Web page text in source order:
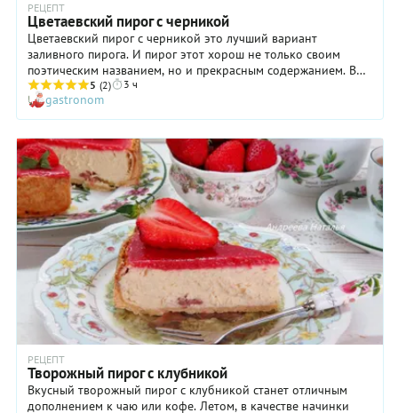
РЕЦЕПТ
Цветаевский пирог с черникой
Цветаевский пирог с черникой это лучший вариант
заливного пирога. И пирог этот хорош не только своим
поэтическим названием, но и прекрасным содержанием. В
его основе — тонкий и рассыпчатый корж, в котором
заключены сочные ягоды и нежная сметанная начинка,
напоминающее воздушное суфле. В каждом кусочке пирога
вас ожидает великолепное сочетание текстур и богатейший
яркий вкус. В рецепте вы не встретите сложных
ингредиентов, и кроме хорошей духовки вам потребуется
только свежая или замороженная черника, отличная сметана
и час времени. Обязательно приготовьте этот достойный
образец домашней выпечки и устройте своим близким
славное чаепитие.
5 (2) 3 ч
gastronom
РЕЦЕПТ
Творожный пирог с клубникой
Вкусный творожный пирог с клубникой станет отличным
дополнением к чаю или кофе. Летом, в качестве начинки